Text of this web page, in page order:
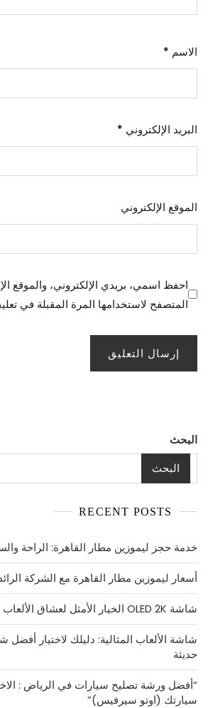
الاسم *
البريد الإلكتروني *
الموقع الإلكتروني
احفظ اسمي، بريدي الإلكتروني، والموقع
المتصفح لاستخدامها المرة المقبلة في
البحث
البحث
RECENT POSTS
خدمة حجز ليموزين مطار القاهرة: الراحة
أسعار ليموزين مطار القاهرة مع الشركة
شاشة OLED 2K الخيار الأمثل لعشاق الألعاب والاحتراف
شاشة الألعاب المثالية: دليلك لاختيار
حديثة
“أفضل ورشة تصليح سيارات في الرياض :
سيارتك (اوتو سيرفيس)”